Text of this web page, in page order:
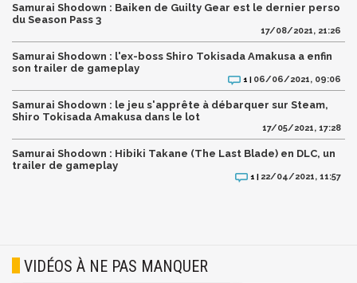
Samurai Shodown : Baiken de Guilty Gear est le dernier perso
du Season Pass 3
17/08/2021, 21:26
Samurai Shodown : l'ex-boss Shiro Tokisada Amakusa a enfin
son trailer de gameplay
1 | 06/06/2021, 09:06
Samurai Shodown : le jeu s'apprête à débarquer sur Steam,
Shiro Tokisada Amakusa dans le lot
17/05/2021, 17:28
Samurai Shodown : Hibiki Takane (The Last Blade) en DLC, un
trailer de gameplay
1 | 22/04/2021, 11:57
VIDÉOS À NE PAS MANQUER